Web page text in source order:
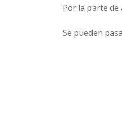
Por la parte
Se pueden